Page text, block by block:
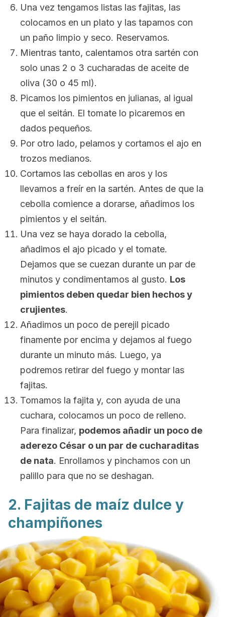
Una vez tengamos listas las fajitas, las
colocamos en un plato y las tapamos con
un paño limpio y seco. Reservamos.
Mientras tanto, calentamos otra sartén con
solo unas 2 o 3 cucharadas de aceite de
oliva (30 o 45 ml).
Picamos los pimientos en julianas, al igual
que el seitán. El tomate lo picaremos en
dados pequeños.
Por otro lado, pelamos y cortamos el ajo en
trozos medianos.
Cortamos las cebollas en aros y los
llevamos a freír en la sartén. Antes de que la
cebolla comience a dorarse, añadimos los
pimientos y el seitán.
Una vez se haya dorado la cebolla,
añadimos el ajo picado y el tomate.
Dejamos que se cuezan durante un par de
minutos y condimentamos al gusto. Los
pimientos deben quedar bien hechos y
crujientes.
Añadimos un poco de perejil picado
finamente por encima y dejamos al fuego
durante un minuto más. Luego, ya
podremos retirar del fuego y montar las
fajitas.
Tomamos la fajita y, con ayuda de una
cuchara, colocamos un poco de relleno.
Para finalizar, podemos añadir un poco de
aderezo César o un par de cucharaditas
de nata. Enrollamos y pinchamos con un
palillo para que no se deshagan.
2. Fajitas de maíz dulce y
champiñones